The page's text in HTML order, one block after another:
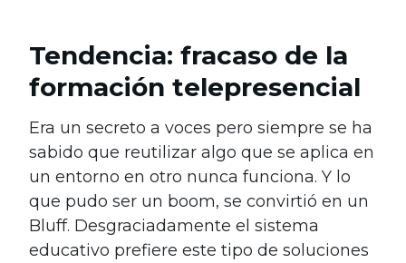
Tendencia: fracaso de la
formación telepresencial
Era un secreto a voces pero siempre se ha
sabido que reutilizar algo que se aplica en
un entorno en otro nunca funciona. Y lo
que pudo ser un boom, se convirtió en un
Bluff. Desgraciadamente el sistema
educativo prefiere este tipo de soluciones